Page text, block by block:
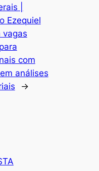
|
Ezequiel
vagas
com
análises
→